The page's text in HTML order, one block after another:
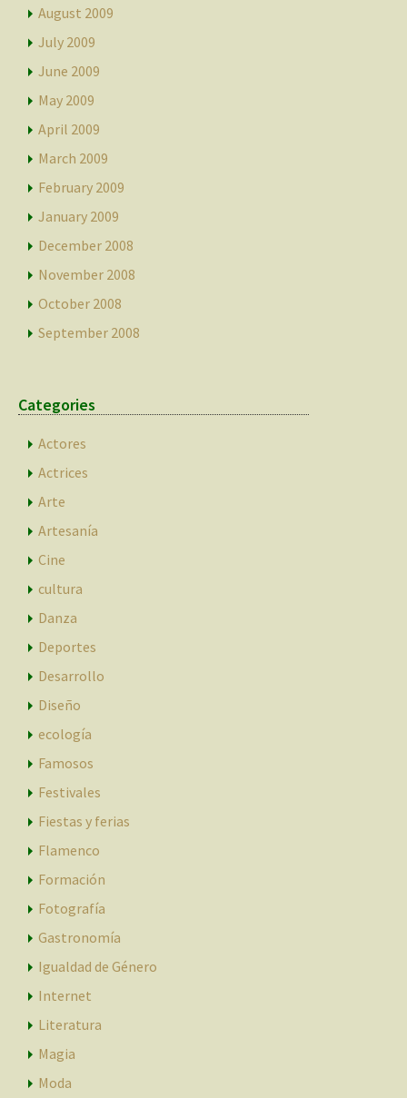
August 2009
July 2009
June 2009
May 2009
April 2009
March 2009
February 2009
January 2009
December 2008
November 2008
October 2008
September 2008
Categories
Actores
Actrices
Arte
Artesanía
Cine
cultura
Danza
Deportes
Desarrollo
Diseño
ecología
Famosos
Festivales
Fiestas y ferias
Flamenco
Formación
Fotografía
Gastronomía
Igualdad de Género
Internet
Literatura
Magia
Moda